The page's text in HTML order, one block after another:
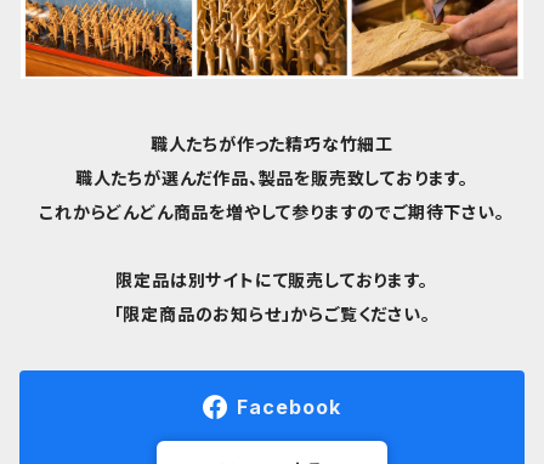
職人たちが作った精巧な竹細工
職人たちが選んだ作品、製品を販売致しております。
これからどんどん商品を増やして参りますのでご期待下さい。
限定品は別サイトにて販売しております。
「限定商品のお知らせ」からご覧ください。
Facebook